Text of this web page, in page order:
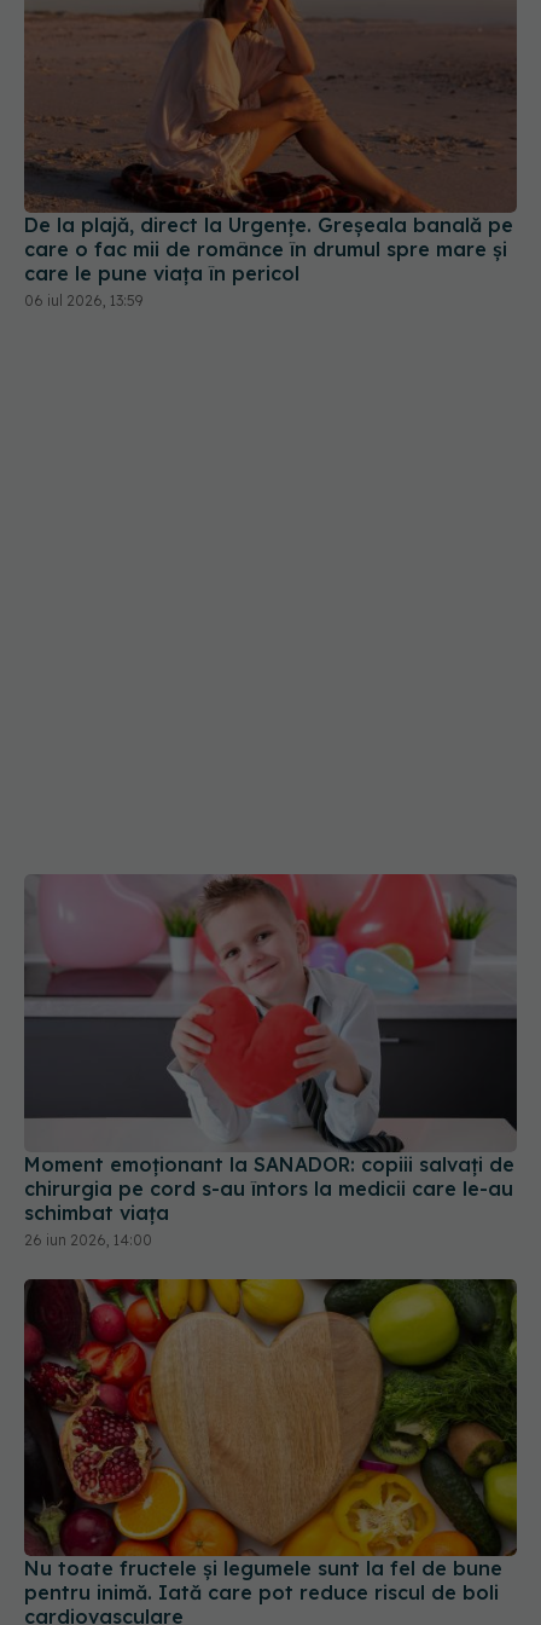
De la plajă, direct la Urgențe. Greșeala banală pe
care o fac mii de românce în drumul spre mare și
care le pune viața în pericol
06 iul 2026, 13:59
Moment emoționant la SANADOR: copiii salvați de
chirurgia pe cord s-au întors la medicii care le-au
schimbat viața
26 iun 2026, 14:00
Nu toate fructele și legumele sunt la fel de bune
pentru inimă. Iată care pot reduce riscul de boli
cardiovasculare
09 iun 2026, 18:40